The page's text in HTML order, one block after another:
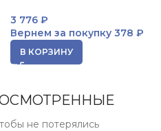
3 776 ₽
Вернем за покупку 378 ₽
В КОРЗИНУ
не потерялись